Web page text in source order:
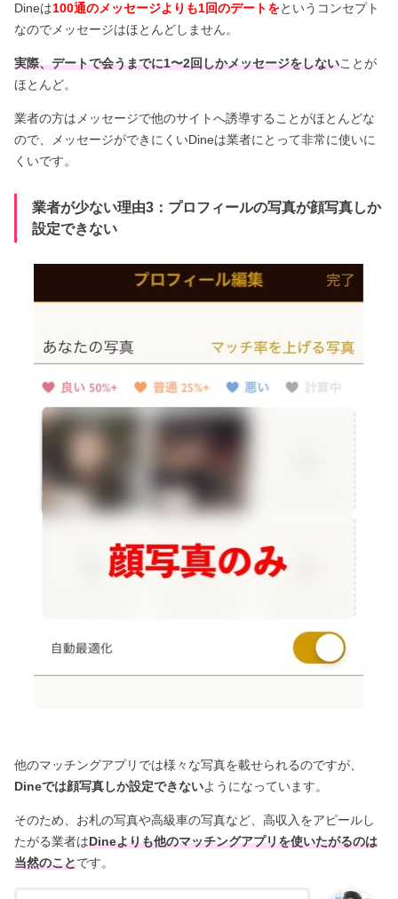
Dineは100通のメッセージよりも1回のデートをというコンセプト
なのでメッセージはほとんどしません。
実際、デートで会うまでに1〜2回しかメッセージをしないことが
ほとんど。
業者の方はメッセージで他のサイトへ誘導することがほとんどな
ので、メッセージができにくいDineは業者にとって非常に使いに
くいです。
業者が少ない理由3：プロフィールの写真が顔写真しか
設定できない
他のマッチングアプリでは様々な写真を載せられるのですが、
Dineでは顔写真しか設定できないようになっています。
そのため、お札の写真や高級車の写真など、高収入をアピールし
たがる業者はDineよりも他のマッチングアプリを使いたがるのは
当然のことです。